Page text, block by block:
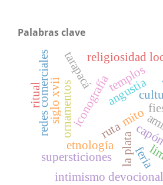
Palabras clave
etnología
mito
angustia
ruta
templos
iconografía
ornamentos
la plata
siglo xvii
redes comerciales tarapacáreligiosidad
supersticiones
intimismo devocional
feria
ritual